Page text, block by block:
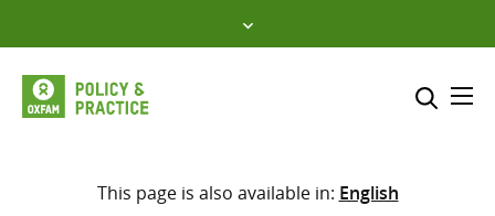
to
content
Sélectionner l’emplacement
This page is also available in: English